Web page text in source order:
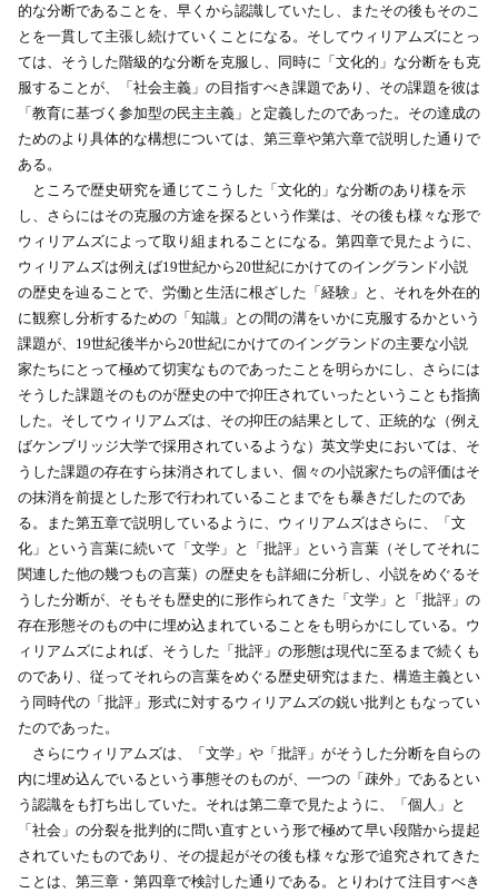
的な分断であることを、早くから認識していたし、またその後もそのこ
とを一貫して主張し続けていくことになる。そしてウィリアムズにとっ
ては、そうした階級的な分断を克服し、同時に「文化的」な分断をも克
服することが、「社会主義」の目指すべき課題であり、その課題を彼は
「教育に基づく参加型の民主主義」と定義したのであった。その達成の
ためのより具体的な構想については、第三章や第六章で説明した通りで
ある。
ところで歴史研究を通じてこうした「文化的」な分断のあり様を示
し、さらにはその克服の方途を探るという作業は、その後も様々な形で
ウィリアムズによって取り組まれることになる。第四章で見たように、
ウィリアムズは例えば19世紀から20世紀にかけてのイングランド小説
の歴史を辿ることで、労働と生活に根ざした「経験」と、それを外在的
に観察し分析するための「知識」との間の溝をいかに克服するかという
課題が、19世紀後半から20世紀にかけてのイングランドの主要な小説
家たちにとって極めて切実なものであったことを明らかにし、さらには
そうした課題そのものが歴史の中で抑圧されていったということも指摘
した。そしてウィリアムズは、その抑圧の結果として、正統的な（例え
ばケンブリッジ大学で採用されているような）英文学史においては、そ
うした課題の存在すら抹消されてしまい、個々の小説家たちの評価はそ
の抹消を前提とした形で行われていることまでをも暴きだしたのであ
る。また第五章で説明しているように、ウィリアムズはさらに、「文
化」という言葉に続いて「文学」と「批評」という言葉（そしてそれに
関連した他の幾つもの言葉）の歴史をも詳細に分析し、小説をめぐるそ
うした分断が、そもそも歴史的に形作られてきた「文学」と「批評」の
存在形態そのもの中に埋め込まれていることをも明らかにしている。ウ
ィリアムズによれば、そうした「批評」の形態は現代に至るまで続くも
のであり、従ってそれらの言葉をめぐる歴史研究はまた、構造主義とい
う同時代の「批評」形式に対するウィリアムズの鋭い批判ともなってい
たのであった。
さらにウィリアムズは、「文学」や「批評」がそうした分断を自らの
内に埋め込んでいるという事態そのものが、一つの「疎外」であるとい
う認識をも打ち出していた。それは第二章で見たように、「個人」と
「社会」の分裂を批判的に問い直すという形で極めて早い段階から提起
されていたものであり、その提起がその後も様々な形で追究されてきた
ことは、第三章・第四章で検討した通りである。とりわけて注目すべき